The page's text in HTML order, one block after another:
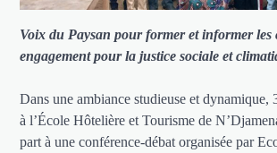
Voix du Paysan pour former et informer les
engagement pour la justice sociale et
Dans une ambiance studieuse et dynamique,
à l’École Hôtelière et Tourisme de
part à une conférence-débat organisée par